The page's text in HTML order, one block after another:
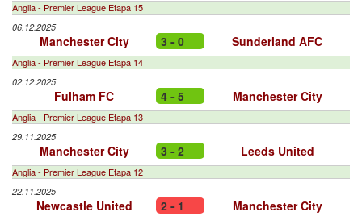
Anglia - Premier League Etapa 15
06.12.2025
Manchester City 3 - 0 Sunderland AFC
Anglia - Premier League Etapa 14
02.12.2025
Fulham FC 4 - 5 Manchester City
Anglia - Premier League Etapa 13
29.11.2025
Manchester City 3 - 2 Leeds United
Anglia - Premier League Etapa 12
22.11.2025
Newcastle United 2 - 1 Manchester City